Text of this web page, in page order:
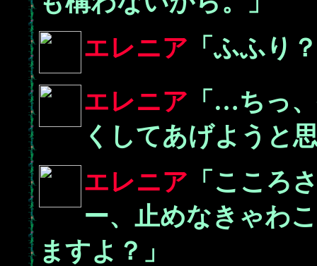
エレニア 「ふふり
エレニア 「…ちっ
くしてあげようと
エレニア 「こころ
ー、止めなきゃわ
ますよ？」